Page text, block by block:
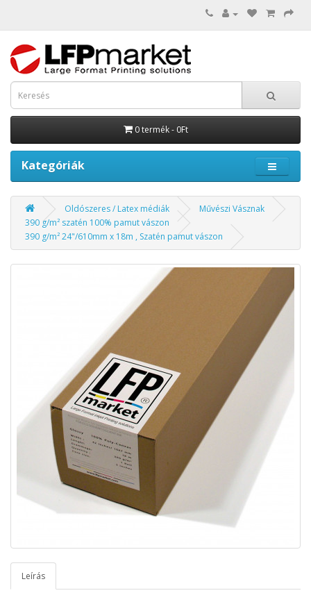
0 termék - 0Ft
Kategóriák
Oldószeres / Latex médiák
Művészi Vásznak
390 g/m² szatén 100% pamut vászon
390 g/m² 24"/610mm x 18m , Szatén pamut vászon
Leírás